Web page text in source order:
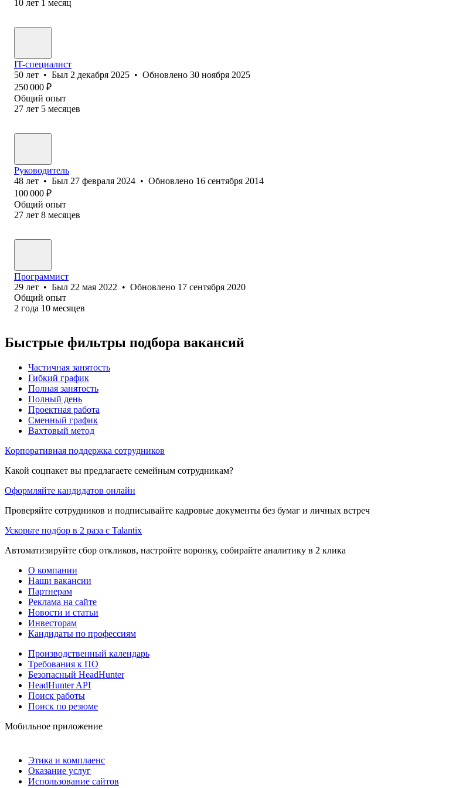
10 лет 1 месяц
IT-специалист
50 лет • Был 2 декабря 2025 • Обновлено 30 ноября 2025
250 000 ₽
Общий опыт
27 лет 5 месяцев
Руководитель
48 лет • Был 27 февраля 2024 • Обновлено 16 сентября 2014
100 000 ₽
Общий опыт
27 лет 8 месяцев
Программист
29 лет • Был 22 мая 2022 • Обновлено 17 сентября 2020
Общий опыт
2 года 10 месяцев
Быстрые фильтры подбора вакансий
Частичная занятость
Гибкий график
Полная занятость
Полный день
Проектная работа
Сменный график
Вахтовый метод
Корпоративная поддержка сотрудников
Какой соцпакет вы предлагаете семейным сотрудникам?
Оформляйте кандидатов онлайн
Проверяйте сотрудников и подписывайте кадровые документы без бумаг и личных встреч
Ускорьте подбор в 2 раза с Talantix
Автоматизируйте сбор откликов, настройте воронку, собирайте аналитику в 2 клика
О компании
Наши вакансии
Партнерам
Реклама на сайте
Новости и статьи
Инвесторам
Кандидаты по профессиям
Производственный календарь
Требования к ПО
Безопасный HeadHunter
HeadHunter API
Поиск работы
Поиск по резюме
Мобильное приложение
Этика и комплаенс
Оказание услуг
Использование сайтов